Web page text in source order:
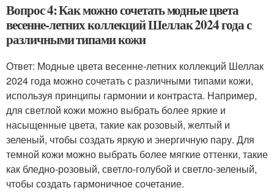
Вопрос 4: Как можно сочетать модные цвета
весенне-летних коллекций Шеллак 2024 года с
различными типами кожи
Ответ: Модные цвета весенне-летних коллекций Шеллак
2024 года можно сочетать с различными типами кожи,
используя принципы гармонии и контраста. Например,
для светлой кожи можно выбрать более яркие и
насыщенные цвета, такие как розовый, желтый и
зеленый, чтобы создать яркую и энергичную пару. Для
темной кожи можно выбрать более мягкие оттенки, такие
как бледно-розовый, светло-голубой и светло-зеленый,
чтобы создать гармоничное сочетание.